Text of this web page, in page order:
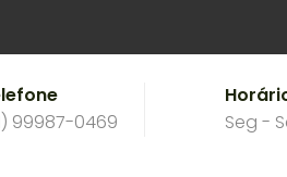
99987-0469
Seg -